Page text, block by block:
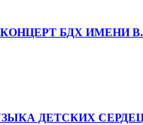
КОНЦЕРТ БДХ ИМЕНИ
ДЕТСКИХ